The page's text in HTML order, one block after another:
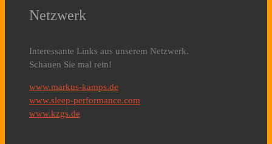
Netzwerk
Interessante Links aus unserem Netzwerk.
Schauen Sie mal rein!
www.markus-kamps.de
www.sleep-performance.com
www.kzgs.de